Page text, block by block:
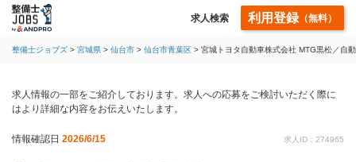
求人検索 利用登録（無料）
整備士ジョブズ 宮城県 仙台市 仙台市青葉区 宮城トヨタ自動車株式会社 MTG黒松／自
求人情報の一部をご紹介しております。求人への応募をご検討いただく際に
はより詳細な内容をお伝えいたします。
情報確認日 2026/6/15 求人ID：274965